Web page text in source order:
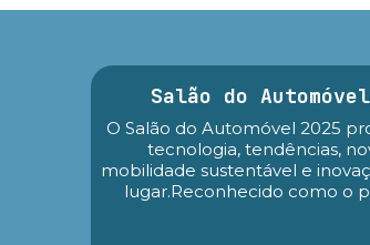
Salão do
O Salão do Automóvel 2025
tecnologia, tendências,
mobilidade sustentável e
lugar.Reconhecido como o